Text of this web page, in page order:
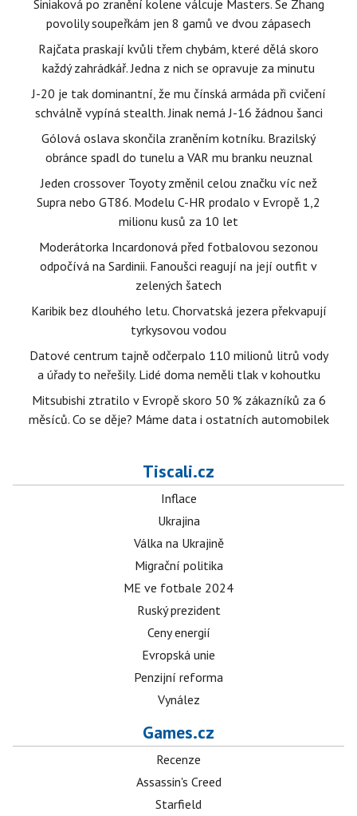
Siniaková po zranění kolene válcuje Masters. Se Zhang
povolily soupeřkám jen 8 gamů ve dvou zápasech
Rajčata praskají kvůli třem chybám, které dělá skoro
každý zahrádkář. Jedna z nich se opravuje za minutu
J-20 je tak dominantní, že mu čínská armáda při cvičení
schválně vypíná stealth. Jinak nemá J-16 žádnou šanci
Gólová oslava skončila zraněním kotníku. Brazilský
obránce spadl do tunelu a VAR mu branku neuznal
Jeden crossover Toyoty změnil celou značku víc než
Supra nebo GT86. Modelu C-HR prodalo v Evropě 1,2
milionu kusů za 10 let
Moderátorka Incardonová před fotbalovou sezonou
odpočívá na Sardinii. Fanoušci reagují na její outfit v
zelených šatech
Karibik bez dlouhého letu. Chorvatská jezera překvapují
tyrkysovou vodou
Datové centrum tajně odčerpalo 110 milionů litrů vody
a úřady to neřešily. Lidé doma neměli tlak v kohoutku
Mitsubishi ztratilo v Evropě skoro 50 % zákazníků za 6
měsíců. Co se děje? Máme data i ostatních automobilek
Tiscali.cz
Inflace
Ukrajina
Válka na Ukrajině
Migrační politika
ME ve fotbale 2024
Ruský prezident
Ceny energií
Evropská unie
Penzijní reforma
Vynález
Games.cz
Recenze
Assassin's Creed
Starfield